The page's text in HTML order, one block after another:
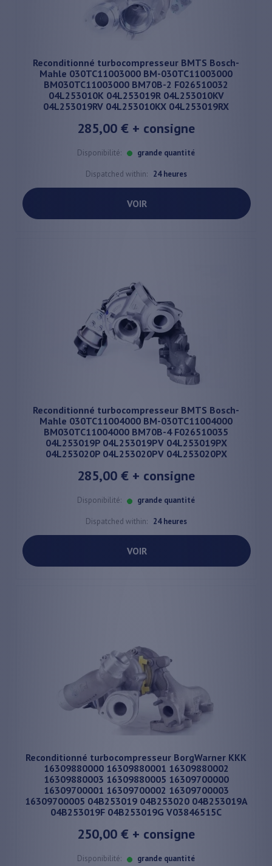
Reconditionné turbocompresseur BMTS Bosch-
Mahle 030TC11003000 BM-030TC11003000
BM030TC11003000 BM70B-2 F026510032
04L253010K 04L253019R 04L253010KV
04L253019RV 04L253010KX 04L253019RX
285,00 € + consigne
Disponibilité: grande quantité
Dispatched within: 24 heures
VOIR
Reconditionné turbocompresseur BMTS Bosch-
Mahle 030TC11004000 BM-030TC11004000
BM030TC11004000 BM70B-4 F026510035
04L253019P 04L253019PV 04L253019PX
04L253020P 04L253020PV 04L253020PX
285,00 € + consigne
Disponibilité: grande quantité
Dispatched within: 24 heures
VOIR
Reconditionné turbocompresseur BorgWarner KKK
16309880000 16309880001 16309880002
16309880003 16309880005 16309700000
16309700001 16309700002 16309700003
16309700005 04B253019 04B253020 04B253019A
04B253019F 04B253019G V03846515C
250,00 € + consigne
Disponibilité: grande quantité